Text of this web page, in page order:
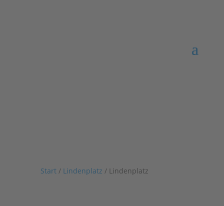
Start/ Lindenplatz / Lindenplatz